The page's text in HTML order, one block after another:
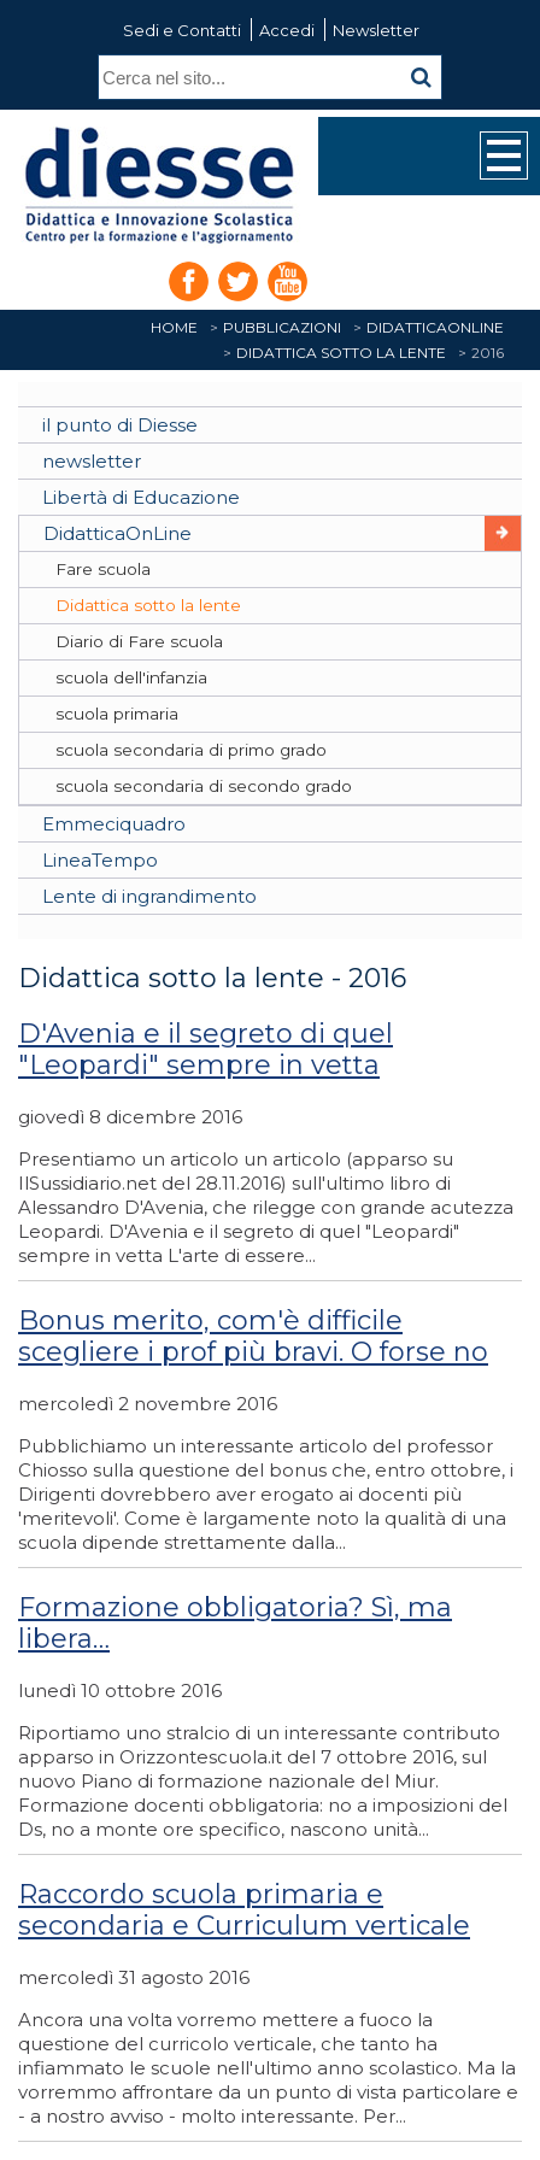
Sedi e Contatti Accedi Newsletter
HOME PUBBLICAZIONI
DIDATTICAONLINE
DIDATTICA SOTTO LA LENTE
2016
il punto di Diesse
newsletter
Libertà di Educazione
DidatticaOnLine
Fare scuola
Didattica sotto la lente
Diario di Fare scuola
scuola dell'infanzia
scuola primaria
scuola secondaria di primo grado
scuola secondaria di secondo grado
Emmeciquadro
LineaTempo
Lente di ingrandimento
Didattica sotto la lente - 2016
D'Avenia e il segreto di quel
"Leopardi" sempre in vetta
giovedì 8 dicembre 2016
Presentiamo un articolo un articolo (apparso su
IlSussidiario.net del 28.11.2016) sull'ultimo libro di
Alessandro D'Avenia, che rilegge con grande acutezza
Leopardi. D'Avenia e il segreto di quel "Leopardi"
sempre in vetta L'arte di essere...
Bonus merito, com'è difficile
scegliere i prof più bravi. O forse no
mercoledì 2 novembre 2016
Pubblichiamo un interessante articolo del professor
Chiosso sulla questione del bonus che, entro ottobre, i
Dirigenti dovrebbero aver erogato ai docenti più
'meritevoli'. Come è largamente noto la qualità di una
scuola dipende strettamente dalla...
Formazione obbligatoria? Sì, ma
libera…
lunedì 10 ottobre 2016
Riportiamo uno stralcio di un interessante contributo
apparso in Orizzontescuola.it del 7 ottobre 2016, sul
nuovo Piano di formazione nazionale del Miur.
Formazione docenti obbligatoria: no a imposizioni del
Ds, no a monte ore specifico, nascono unità...
Raccordo scuola primaria e
secondaria e Curriculum verticale
mercoledì 31 agosto 2016
Ancora una volta vorremo mettere a fuoco la
questione del curricolo verticale, che tanto ha
infiammato le scuole nell'ultimo anno scolastico. Ma la
vorremmo affrontare da un punto di vista particolare e
- a nostro avviso - molto interessante. Per...